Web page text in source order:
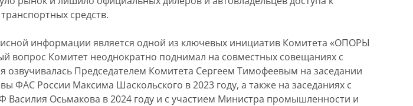
средств.
информации является одной из ключевых инициатив Комитета «ОПОРЫ
вопрос Комитет неоднократно поднимал на совместных совещаниях с
Председателем Комитета Сергеем Тимофеевым на заседании
России Максима Шаскольского в 2023 году, а также на заседаниях с
Осьмакова в 2024 году и с участием Министра промышленности и